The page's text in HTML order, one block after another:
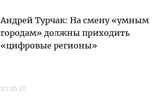
Андрей Турчак: На смену «умным
городам» должны приходить
«цифровые регионы»
20.05.20